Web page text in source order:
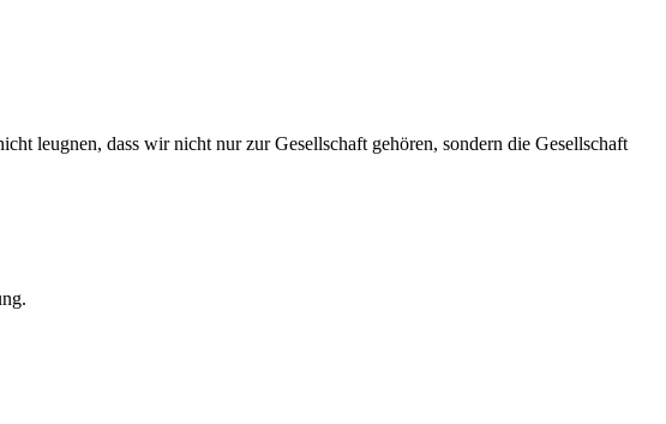
leugnen, dass wir nicht nur zur Gesellschaft gehören, sondern die Gesellschaft